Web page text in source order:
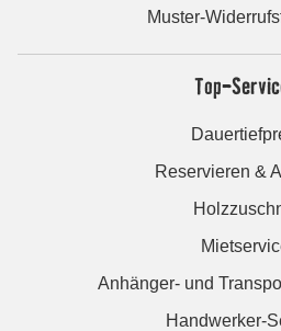
Muster-
Top-
Reservieren &
Anhänger- und
Handwerker-